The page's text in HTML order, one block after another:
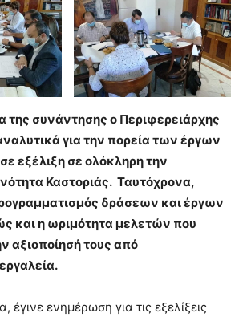
της συνάντησης ο Περιφερειάρχης
για την πορεία των έργων
εξέλιξη σε ολόκληρη την
Καστοριάς. Ταυτόχρονα,
δράσεων και έργων
και η ωριμότητα μελετών που
αξιοποίησή τους από
έγινε ενημέρωση για τις εξελίξεις